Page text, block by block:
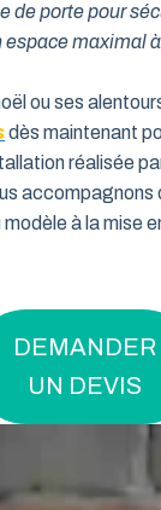
de porte pour
maximal
ou ses
dès maintenant
réalisée
accompagnons
à la mise
DEMANDER
UN DEVIS